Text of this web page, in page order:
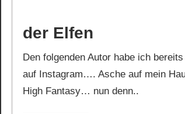
der Elfen
Den folgenden Autor habe ich
auf Instagram…. Asche auf mein
High Fantasy… nun denn..